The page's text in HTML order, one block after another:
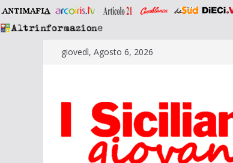
Saltagiovedì, Agosto 6, 2026